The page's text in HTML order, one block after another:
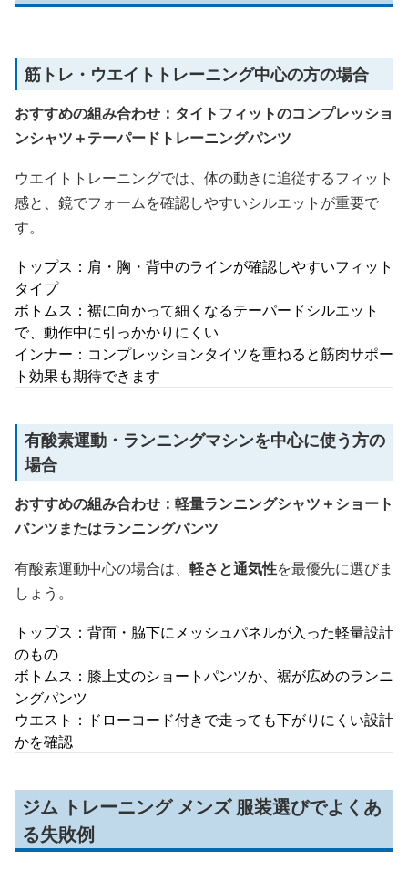
筋トレ・ウエイトトレーニング中心の方の場合
おすすめの組み合わせ：タイトフィットのコンプレッショ
ンシャツ＋テーパードトレーニングパンツ
ウエイトトレーニングでは、体の動きに追従するフィット
感と、鏡でフォームを確認しやすいシルエットが重要で
す。
トップス：肩・胸・背中のラインが確認しやすいフィット
タイプ
ボトムス：裾に向かって細くなるテーパードシルエット
で、動作中に引っかかりにくい
インナー：コンプレッションタイツを重ねると筋肉サポー
ト効果も期待できます
有酸素運動・ランニングマシンを中心に使う方の
場合
おすすめの組み合わせ：軽量ランニングシャツ＋ショート
パンツまたはランニングパンツ
有酸素運動中心の場合は、 軽さと通気性を最優先に選びま
しょう。
トップス：背面・脇下にメッシュパネルが入った軽量設計
のもの
ボトムス：膝上丈のショートパンツか、裾が広めのランニ
ングパンツ
ウエスト：ドローコード付きで走っても下がりにくい設計
かを確認
ジム トレーニング メンズ 服装選びでよくあ
る失敗例